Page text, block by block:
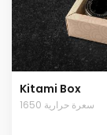
Kitami Box
1650 سعرة حرارية